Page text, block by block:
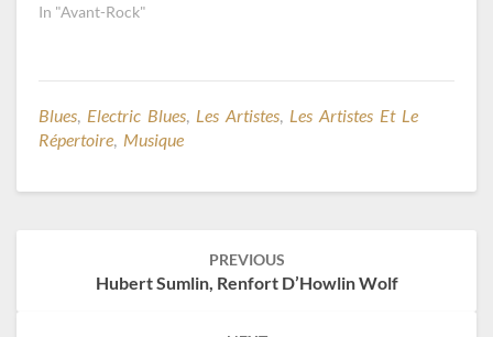
In "Avant-Rock"
Blues Electric Blues Les Artistes Les Artistes Et Le
Répertoire Musique
PREVIOUS
Hubert Sumlin, Renfort D’Howlin Wolf